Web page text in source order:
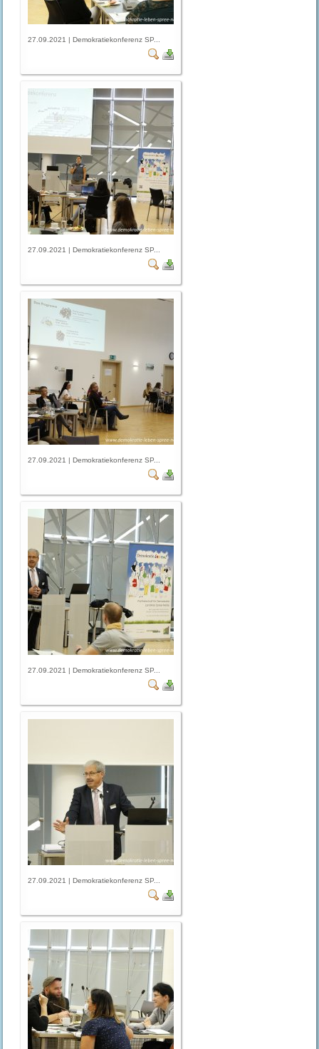
27.09.2021 | Demokratiekonferenz SP...
27.09.2021 | Demokratiekonferenz SP...
27.09.2021 | Demokratiekonferenz SP...
27.09.2021 | Demokratiekonferenz SP...
27.09.2021 | Demokratiekonferenz SP...